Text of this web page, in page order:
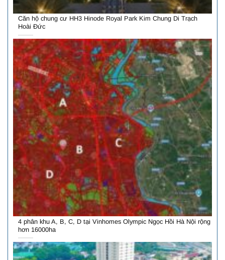
Căn hộ chung cư HH3 Hinode Royal Park Kim Chung Di Trạch
Hoài Đức
4 phân khu A, B, C, D tại Vinhomes Olympic Ngọc Hồi Hà Nội rộng
hơn 16000ha